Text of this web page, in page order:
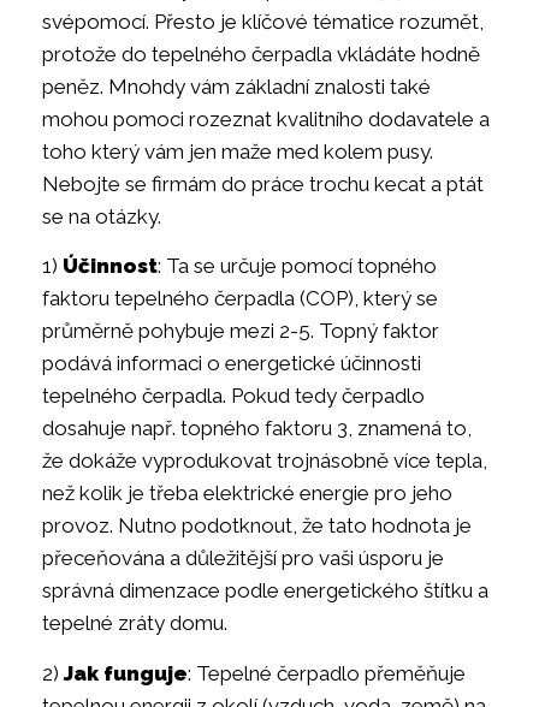
svépomocí. Přesto je klíčové tématice rozumět,
protože do tepelného čerpadla vkládáte hodně
peněz. Mnohdy vám základní znalosti také
mohou pomoci rozeznat kvalitního dodavatele a
toho který vám jen maže med kolem pusy.
Nebojte se firmám do práce trochu kecat a ptát
se na otázky.
1) Účinnost: Ta se určuje pomocí topného
faktoru tepelného čerpadla (COP), který se
průměrně pohybuje mezi 2-5. Topný faktor
podává informaci o energetické účinnosti
tepelného čerpadla. Pokud tedy čerpadlo
dosahuje např. topného faktoru 3, znamená to,
že dokáže vyprodukovat trojnásobně více tepla,
než kolik je třeba elektrické energie pro jeho
provoz. Nutno podotknout, že tato hodnota je
přeceňována a důležitější pro vaši úsporu je
správná dimenzace podle energetického štítku a
tepelné zráty domu.
2) Jak funguje: Tepelné čerpadlo přeměňuje